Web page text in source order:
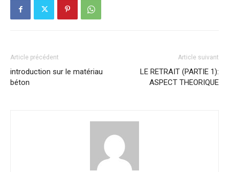
Article précédent
introduction sur le matériau
béton
Article suivant
LE RETRAIT (PARTIE 1):
ASPECT THEORIQUE